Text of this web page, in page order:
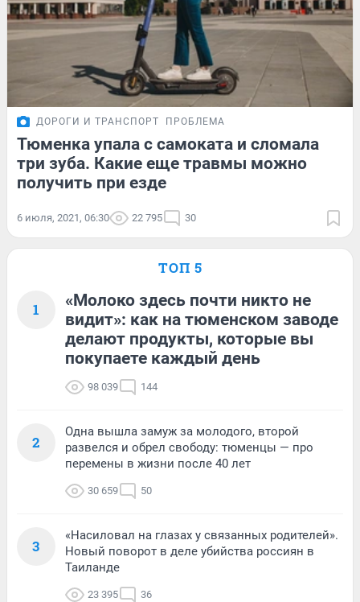
ДОРОГИ И ТРАНСПОРТ ПРОБЛЕМА
Тюменка упала с самоката и сломала
три зуба. Какие еще травмы можно
получить при езде
6 июля, 2021, 06:30 22 795 30
ТОП 5
1
«Молоко здесь почти никто не
видит»: как на тюменском заводе
делают продукты, которые вы
покупаете каждый день
98 039 144
2
Одна вышла замуж за молодого, второй
развелся и обрел свободу: тюменцы — про
перемены в жизни после 40 лет
30 659 50
3
«Насиловал на глазах у связанных родителей».
Новый поворот в деле убийства россиян в
Таиланде
23 395 36